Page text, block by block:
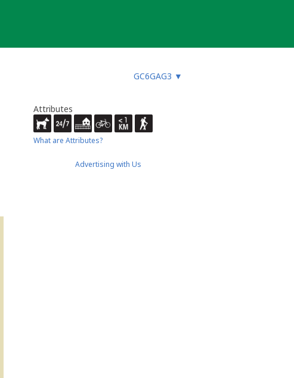
GC6GAG3 ▼
Attributes
What are Attributes?
Advertising with Us